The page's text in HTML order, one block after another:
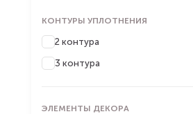
КОНТУРЫ УПЛОТНЕНИЯ
2 контура
3 контура
ЭЛЕМЕНТЫ ДЕКОРА